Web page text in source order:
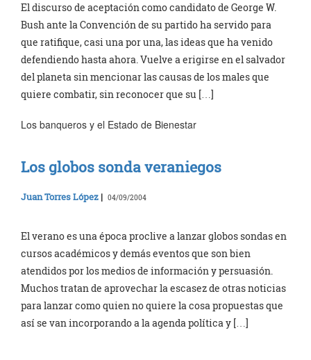
El discurso de aceptación como candidato de George W.
Bush ante la Convención de su partido ha servido para
que ratifique, casi una por una, las ideas que ha venido
defendiendo hasta ahora. Vuelve a erigirse en el salvador
del planeta sin mencionar las causas de los males que
quiere combatir, sin reconocer que su […]
Los banqueros y el Estado de Bienestar
Los globos sonda veraniegos
Juan Torres López | 04/09/2004
El verano es una época proclive a lanzar globos sondas en
cursos académicos y demás eventos que son bien
atendidos por los medios de información y persuasión.
Muchos tratan de aprovechar la escasez de otras noticias
para lanzar como quien no quiere la cosa propuestas que
así se van incorporando a la agenda política y […]